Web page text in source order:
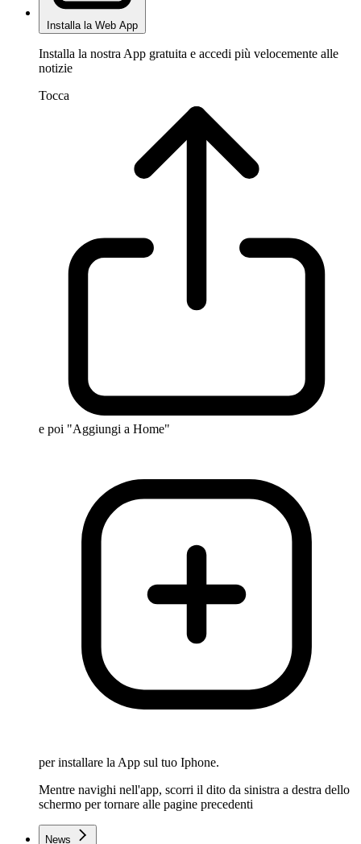
Installa la Web App
Installa la nostra App gratuita e accedi più velocemente alle
notizie
Tocca
e poi "Aggiungi a Home"
per installare la App sul tuo Iphone.
Mentre navighi nell'app, scorri il dito da sinistra a destra dello
schermo per tornare alle pagine precedenti
News